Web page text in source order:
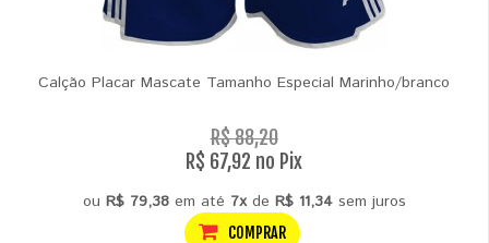
Calção Placar Mascate Tamanho Especial Marinho/branco
R$ 88,20
R$ 67,92 no Pix
ou R$ 79,38em até 7xde R$ 11,34sem juros
COMPRAR